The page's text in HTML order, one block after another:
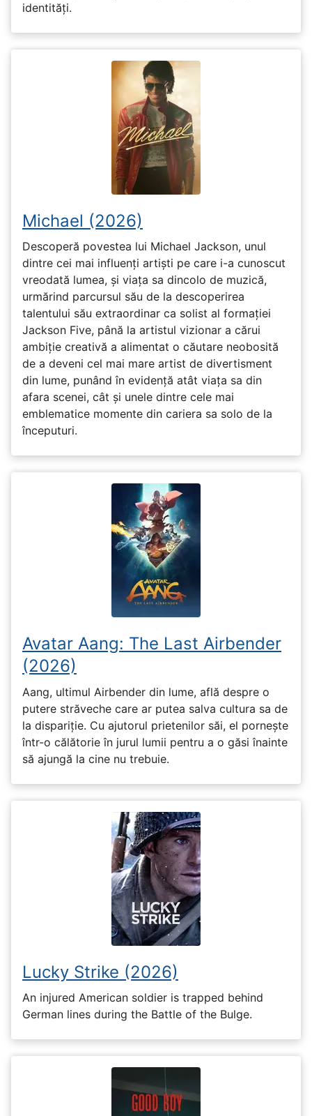
identități.
Michael (2026)
Descoperă povestea lui Michael Jackson, unul
dintre cei mai influenți artiști pe care i-a cunoscut
vreodată lumea, și viața sa dincolo de muzică,
urmărind parcursul său de la descoperirea
talentului său extraordinar ca solist al formației
Jackson Five, până la artistul vizionar a cărui
ambiție creativă a alimentat o căutare neobosită
de a deveni cel mai mare artist de divertisment
din lume, punând în evidență atât viața sa din
afara scenei, cât și unele dintre cele mai
emblematice momente din cariera sa solo de la
începuturi.
Avatar Aang: The Last Airbender
(2026)
Aang, ultimul Airbender din lume, află despre o
putere străveche care ar putea salva cultura sa de
la dispariție. Cu ajutorul prietenilor săi, el pornește
într-o călătorie în jurul lumii pentru a o găsi înainte
să ajungă la cine nu trebuie.
Lucky Strike (2026)
An injured American soldier is trapped behind
German lines during the Battle of the Bulge.